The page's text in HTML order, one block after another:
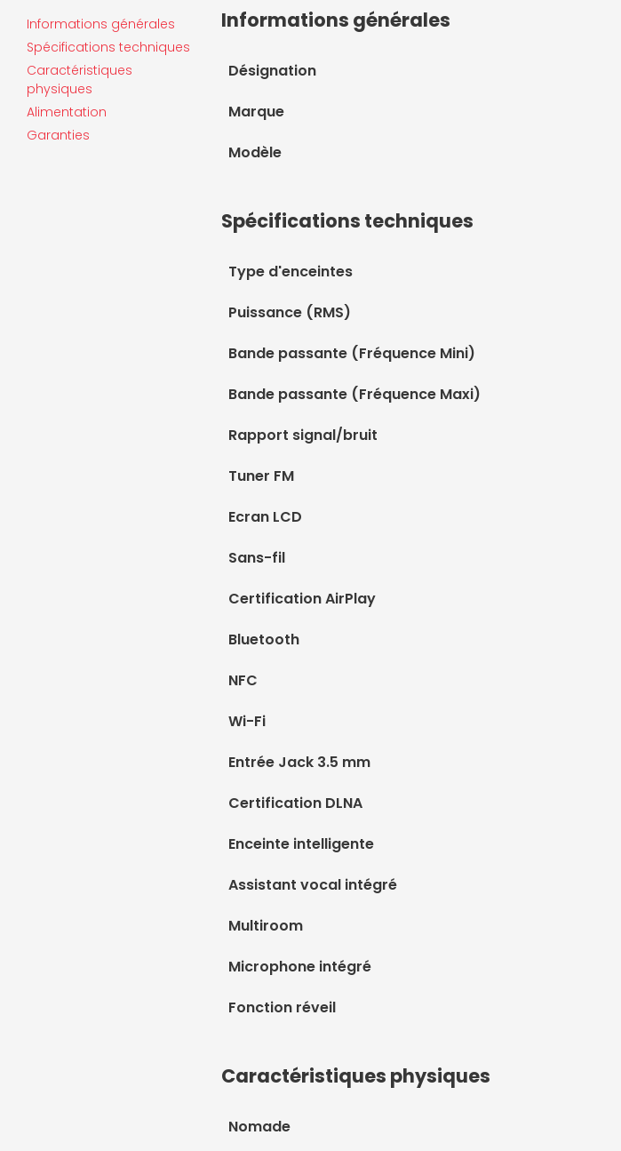
Informations générales
Spécifications techniques
Caractéristiques
physiques
Alimentation
Garanties
Informations générales
Désignation
Marque
Modèle
Spécifications techniques
Type d'enceintes
Puissance (RMS)
Bande passante (Fréquence Mini)
Bande passante (Fréquence Maxi)
Rapport signal/bruit
Tuner FM
Ecran LCD
Sans-fil
Certification AirPlay
Bluetooth
NFC
Wi-Fi
Entrée Jack 3.5 mm
Certification DLNA
Enceinte intelligente
Assistant vocal intégré
Multiroom
Microphone intégré
Fonction réveil
Caractéristiques physiques
Nomade